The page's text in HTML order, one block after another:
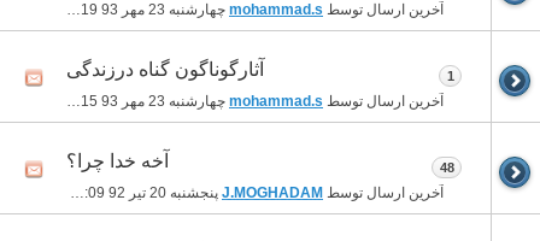
آخرین ارسال توسط mohammad.s چهارشنبه 23 مهر 93 11:19 بعد از ظهر
آثارگوناگون گناه درزندگی
آخرین ارسال توسط mohammad.s چهارشنبه 23 مهر 93 11:15 بعد از ظهر
1
آخه خدا چرا؟
آخرین ارسال توسط J.MOGHADAM پنجشنبه 20 تیر 92 12:09 قبل از ظهر
48